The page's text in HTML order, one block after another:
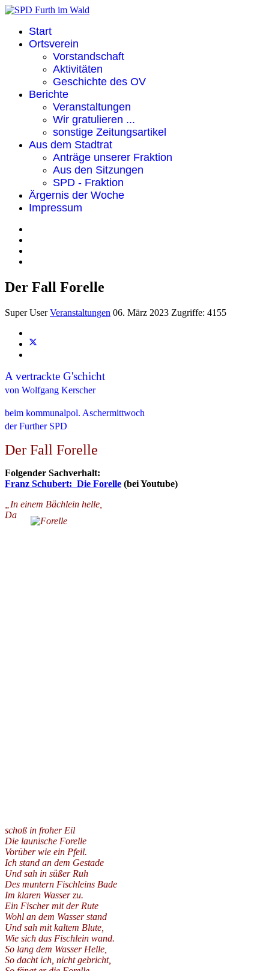
Start
Ortsverein
Vorstandschaft
Aktivitäten
Geschichte des OV
Berichte
Veranstaltungen
Wir gratulieren ...
sonstige Zeitungsartikel
Aus dem Stadtrat
Anträge unserer Fraktion
Aus den Sitzungen
SPD - Fraktion
Ärgernis der Woche
Impressum
Der Fall Forelle
Super User Veranstaltungen 06. März 2023 Zugriffe: 4155
A vertrackte G'schicht
von Wolfgang Kerscher
beim kommunalpol. Aschermittwoch
der Further SPD
Der Fall Forelle
Folgender Sachverhalt:
Franz Schubert: Die Forelle (bei Youtube)
„In einem Bächlein helle,
Da
schoß in froher Eil
Die launische Forelle
Vorüber wie ein Pfeil.
Ich stand an dem Gestade
Und sah in süßer Ruh
Des muntern Fischleins Bade
Im klaren Wasser zu.
Ein Fischer mit der Rute
Wohl an dem Wasser stand
Und sah mit kaltem Blute,
Wie sich das Fischlein wand.
So lang dem Wasser Helle,
So dacht ich, nicht gebricht,